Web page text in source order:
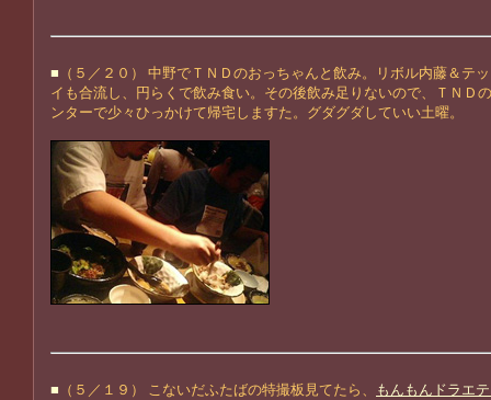
■ （５／２０） 中野でＴＮＤのおっちゃんと飲み。リボル内藤＆テ
イも合流し、円らくで飲み食い。その後飲み足りないので、ＴＮＤ
ンターで少々ひっかけて帰宅しますた。グダグダしていい土曜。
■ （５／１９） こないだふたばの特撮板見てたら、
もんもんドラエ